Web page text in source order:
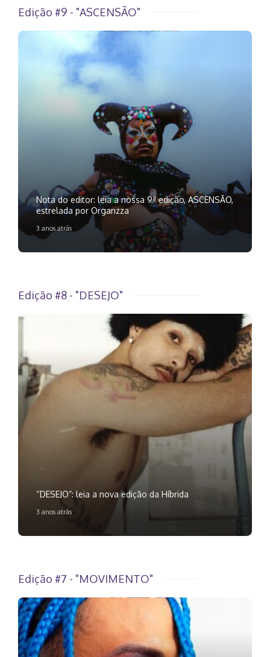
Edição #9 - "ASCENSÃO"
Nota do editor: leia a nossa 9ª edição, ASCENSÃO,
estrelada por Organzza
3 anos atrás
Edição #8 - "DESEJO"
“DESEJO”: leia a nova edição da Híbrida
3 anos atrás
Edição #7 - "MOVIMENTO"